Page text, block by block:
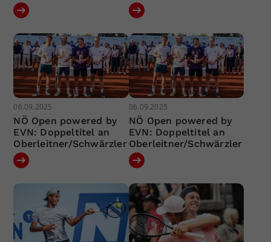
06.09.2025
NÖ Open powered by
EVN: Doppeltitel an
Oberleitner/Schwärzler
06.09.2025
NÖ Open powered by
EVN: Doppeltitel an
Oberleitner/Schwärzler